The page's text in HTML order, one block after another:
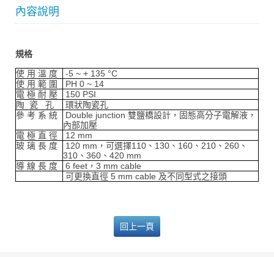
內容說明
規格
使 用 溫 度
-5 ~ + 135 °C
使 用 範 圍
PH 0 ~ 14
電 極 耐 壓
150 PSI
陶 瓷 孔
環狀陶瓷孔
參 考 系 統
Double junction 雙鹽橋設計，固態高分子電解液，
內部加壓
電 極 直 徑
12 mm
玻 璃 長 度
120 mm，可選擇110、130、160、210、260、
310、360、420 mm
導 線 長 度
6 feet，3 mm cable
可更換直徑 5 mm cable 及不同型式之接頭
回上一頁